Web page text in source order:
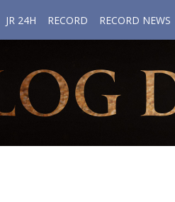
JR 24H RECORD RECORD NEWS